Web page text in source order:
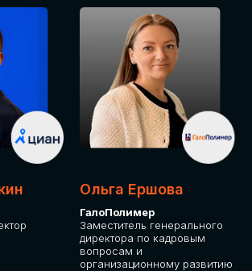
Ольга Ершова
ГалоПолимер
Заместитель генерального
директора по кадровым
вопросам и
организационному развитию